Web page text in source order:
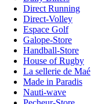
Direct Running
Direct-Volley
Espace Golf
Galope-Store
Handball-Store
House of Rugby
La sellerie de Maé
Made in Paradis
Nauti-wave